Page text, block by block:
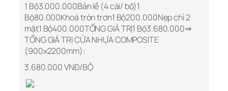
1 Bộ3.000.000Bản lề (4 cái/ bộ)1
Bộ80.000Khoá tròn trơn1 Bộ200.000Nẹp chỉ 2
mặt1 Bộ400.000TỔNG GIÁ TRỊ1 Bộ3.680.000⇒
TỔNG GIÁ TRỊ CỬA NHỰA COMPOSITE
(900x2200mm):
3.680.000 VNĐ/BỘ